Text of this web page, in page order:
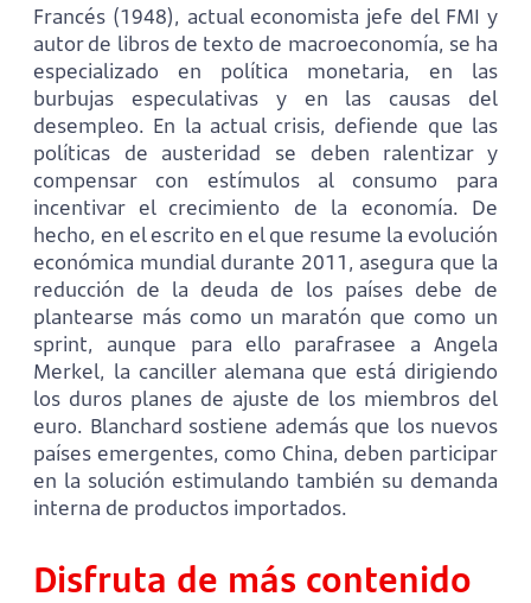
Francés (1948), actual economista jefe del FMI y
autor de libros de texto de macroeconomía, se ha
especializado en política monetaria, en las
burbujas especulativas y en las causas del
desempleo. En la actual crisis, defiende que las
políticas de austeridad se deben ralentizar y
compensar con estímulos al consumo para
incentivar el crecimiento de la economía. De
hecho, en el escrito en el que resume la evolución
económica mundial durante 2011, asegura que la
reducción de la deuda de los países debe de
plantearse más como un maratón que como un
sprint, aunque para ello parafrasee a Angela
Merkel, la canciller alemana que está dirigiendo
los duros planes de ajuste de los miembros del
euro. Blanchard sostiene además que los nuevos
países emergentes, como China, deben participar
en la solución estimulando también su demanda
interna de productos importados.
Disfruta de más contenido